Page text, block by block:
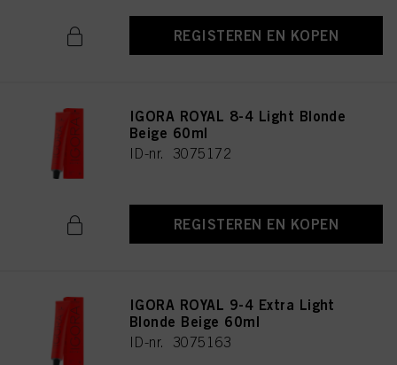
REGISTEREN EN KOPEN
IGORA ROYAL 8-4 Light Blonde
Beige 60ml
ID-nr. 3075172
REGISTEREN EN KOPEN
IGORA ROYAL 9-4 Extra Light
Blonde Beige 60ml
ID-nr. 3075163